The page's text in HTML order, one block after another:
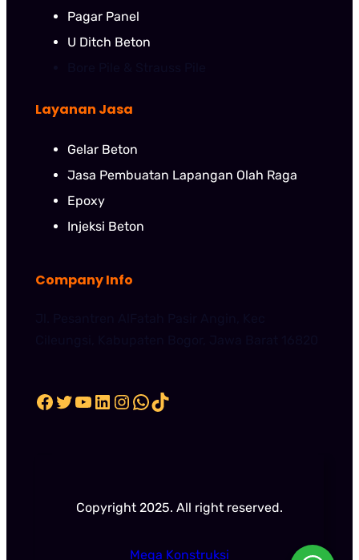
Pagar Panel
U Ditch Beton
Layanan Jasa
Gelar Beton
Jasa Pembuatan Lapangan Olah Raga
Epoxy
Injeksi Beton
Company Info
Facebook Twitter YouTube LinkedIn Instagram WhatsApp TikTok
Copyright 2025. All right reserved.
Mega Konstruksi